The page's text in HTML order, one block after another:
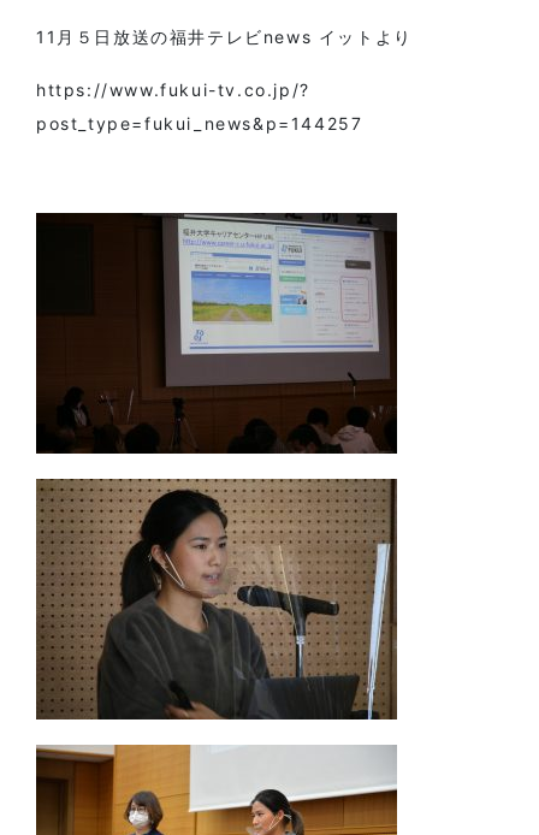
11月５日放送の福井テレビnews イットより
https://www.fukui-tv.co.jp/?
post_type=fukui_news&p=144257